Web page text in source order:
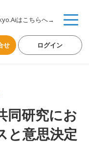
はこちらへ→
せ ログイン
同研究にお
と意思決定